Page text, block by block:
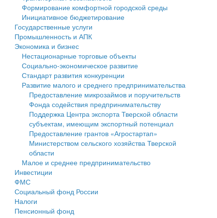
Государственные услуги
Промышленность и АПК
Экономика и бизнес
Символика
Устав
Гостям округа
Туризм
Культура
Образование
Здравоохранение
Социальная защита
Фотоальбом
муниципального округа Тверской области
Администрация Кашинского муниципального округа
Тверской области
Управление сельскими территориями
Открытые данные
Работа с обращениями граждан
Муниципальный контроль
Муниципальные услуги
Проекты административных регламентов
Антимонопольный комплаенс
Противодействие коррупции
Финансовое управление
Бюджет для граждан
Имущество
Выявление правообладателей ранее учтенных
объектов недвижимости
Имущественная поддержка субъектов малого и
среднего предпринимательства
Информационная поддержка субъектов малого и
среднего предпринимательства
Муниципальные программы
Контрольно-счетная палата
Формирование комфортной городской среды
Инициативное бюджетирование
Государственные услуги
Промышленность и АПК
Экономика и бизнес
Нестационарные торговые объекты
Социально-экономическое развитие
Стандарт развития конкуренции
Развитие малого и среднего предпринимательства
Предоставление микрозаймов и поручительств
Фонда содействия предпринимательству
Поддержка Центра экспорта Тверской области
субъектам, имеющим экспортный потенциал
Предоставление грантов «Агростартап»
Министерством сельского хозяйства Тверской
области
Малое и среднее предпринимательство
Инвестиции
ФМС
Социальный фонд России
Налоги
Пенсионный фонд